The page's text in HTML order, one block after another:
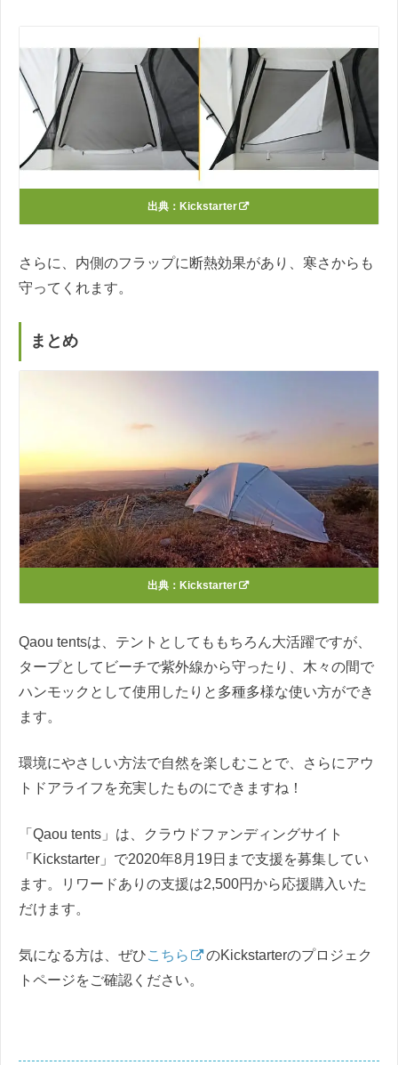
出典： Kickstarter
さらに、内側のフラップに断熱効果があり、寒さからも
守ってくれます。
まとめ
出典： Kickstarter
Qaou tentsは、テントとしてももちろん大活躍ですが、
タープとしてビーチで紫外線から守ったり、木々の間で
ハンモックとして使用したりと多種多様な使い方ができ
ます。
環境にやさしい方法で自然を楽しむことで、さらにアウ
トドアライフを充実したものにできますね！
「Qaou tents」は、クラウドファンディングサイト
「Kickstarter」で2020年8月19日まで支援を募集してい
ます。リワードありの支援は2,500円から応援購入いた
だけます。
気になる方は、ぜひこちら
のKickstarterのプロジェク
トページをご確認ください。